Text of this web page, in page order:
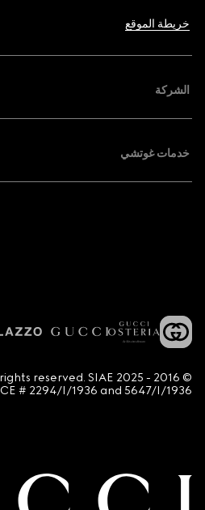
خريطة الموقع
الشركة
خدمات غوتشي
- All rights reserved. SIAE
# 2294/I/1936 and 5647/I/1936